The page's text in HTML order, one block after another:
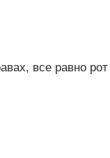
все равно рот